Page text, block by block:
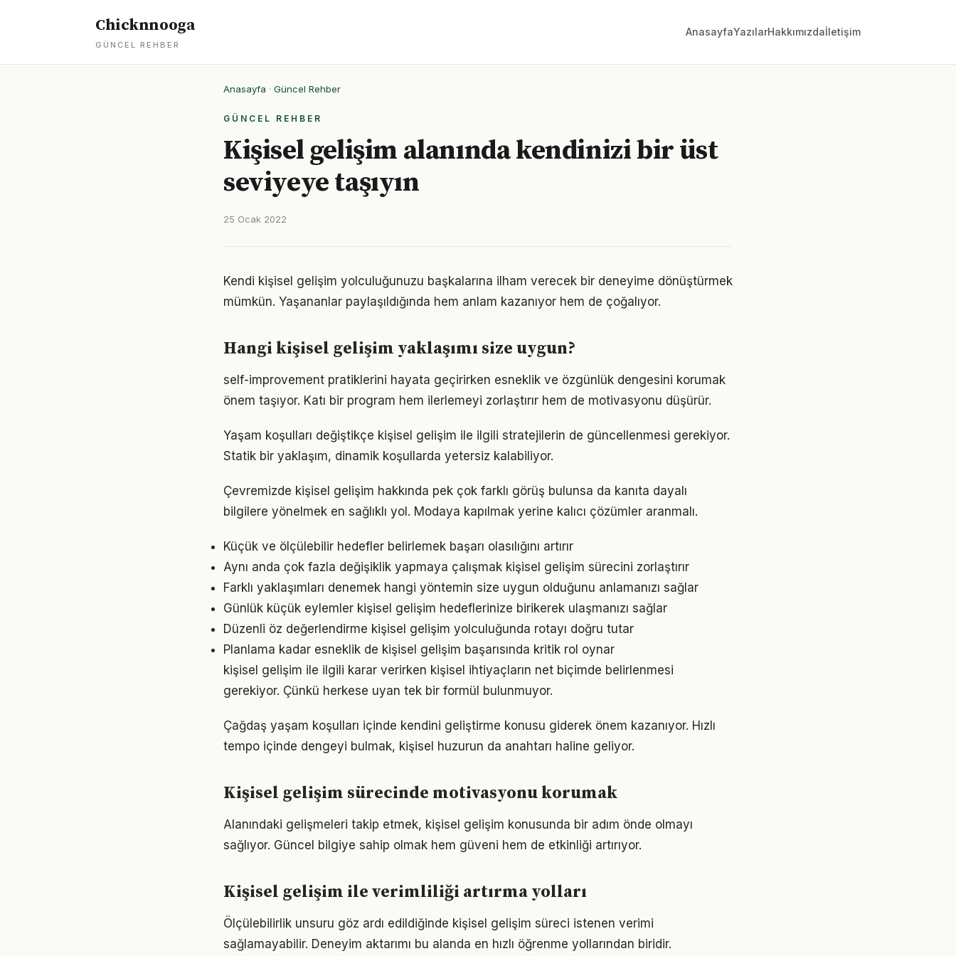
Chicknnooga
GÜNCEL REHBER
AnasayfaYazılarHakkımızdaİletişim
Anasayfa · Güncel Rehber
GÜNCEL REHBER
Kişisel gelişim alanında kendinizi bir üst
seviyeye taşıyın
25 Ocak 2022
Kendi kişisel gelişim yolculuğunuzu başkalarına ilham verecek bir deneyime dönüştürmek
mümkün. Yaşananlar paylaşıldığında hem anlam kazanıyor hem de çoğalıyor.
Hangi kişisel gelişim yaklaşımı size uygun?
self-improvement pratiklerini hayata geçirirken esneklik ve özgünlük dengesini korumak
önem taşıyor. Katı bir program hem ilerlemeyi zorlaştırır hem de motivasyonu düşürür.
Yaşam koşulları değiştikçe kişisel gelişim ile ilgili stratejilerin de güncellenmesi gerekiyor.
Statik bir yaklaşım, dinamik koşullarda yetersiz kalabiliyor.
Çevremizde kişisel gelişim hakkında pek çok farklı görüş bulunsa da kanıta dayalı
bilgilere yönelmek en sağlıklı yol. Modaya kapılmak yerine kalıcı çözümler aranmalı.
Küçük ve ölçülebilir hedefler belirlemek başarı olasılığını artırır
Aynı anda çok fazla değişiklik yapmaya çalışmak kişisel gelişim sürecini zorlaştırır
Farklı yaklaşımları denemek hangi yöntemin size uygun olduğunu anlamanızı sağlar
Günlük küçük eylemler kişisel gelişim hedeflerinize birikerek ulaşmanızı sağlar
Düzenli öz değerlendirme kişisel gelişim yolculuğunda rotayı doğru tutar
Planlama kadar esneklik de kişisel gelişim başarısında kritik rol oynar
kişisel gelişim ile ilgili karar verirken kişisel ihtiyaçların net biçimde belirlenmesi
gerekiyor. Çünkü herkese uyan tek bir formül bulunmuyor.
Çağdaş yaşam koşulları içinde kendini geliştirme konusu giderek önem kazanıyor. Hızlı
tempo içinde dengeyi bulmak, kişisel huzurun da anahtarı haline geliyor.
Kişisel gelişim sürecinde motivasyonu korumak
Alanındaki gelişmeleri takip etmek, kişisel gelişim konusunda bir adım önde olmayı
sağlıyor. Güncel bilgiye sahip olmak hem güveni hem de etkinliği artırıyor.
Kişisel gelişim ile verimliliği artırma yolları
Ölçülebilirlik unsuru göz ardı edildiğinde kişisel gelişim süreci istenen verimi
sağlamayabilir. Deneyim aktarımı bu alanda en hızlı öğrenme yollarından biridir.